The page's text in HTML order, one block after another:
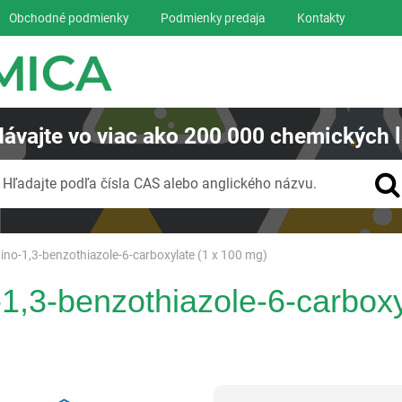
1,3-benzothiazole-6-carboxylate (1 x 100 mg)
benzothiazole-6-
Obchodné podmienky Podmienky predaja Kontakty
vo viac ako200 000 chemických
Hľadajte podľa čísla CAS alebo anglického názvu.